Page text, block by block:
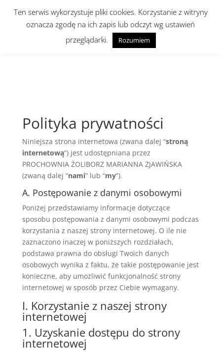
Polityka Prywatności
Polityka prywatności
Niniejsza strona internetowa (zwana dalej “stroną
internetową”) jest udostępniana przez
PROCHOWNIA ŻOLIBORZ MARIANNA ZJAWIŃSKA
(zwaną dalej “nami” lub “my”).
A. Postępowanie z danymi osobowymi
Poniżej przedstawiamy informacje dotyczące
sposobu postępowania z danymi osobowymi podczas
korzystania z naszej strony internetowej. O ile nie
zaznaczono inaczej w poniższych rozdziałach,
podstawa prawna do obsługi Twoich danych
osobowych wynika z faktu, że takie postępowanie jest
konieczne, aby umożliwić funkcjonalność strony
internetowej w sposób przez Ciebie wymagany.
I. Korzystanie z naszej strony
internetowej
1. Uzyskanie dostępu do strony
internetowej
Ten serwis wykorzystuje pliki cookies. Korzystanie z witryny
oznacza zgodę na ich zapis lub odczyt wg ustawień
przeglądarki.
Rozumiem